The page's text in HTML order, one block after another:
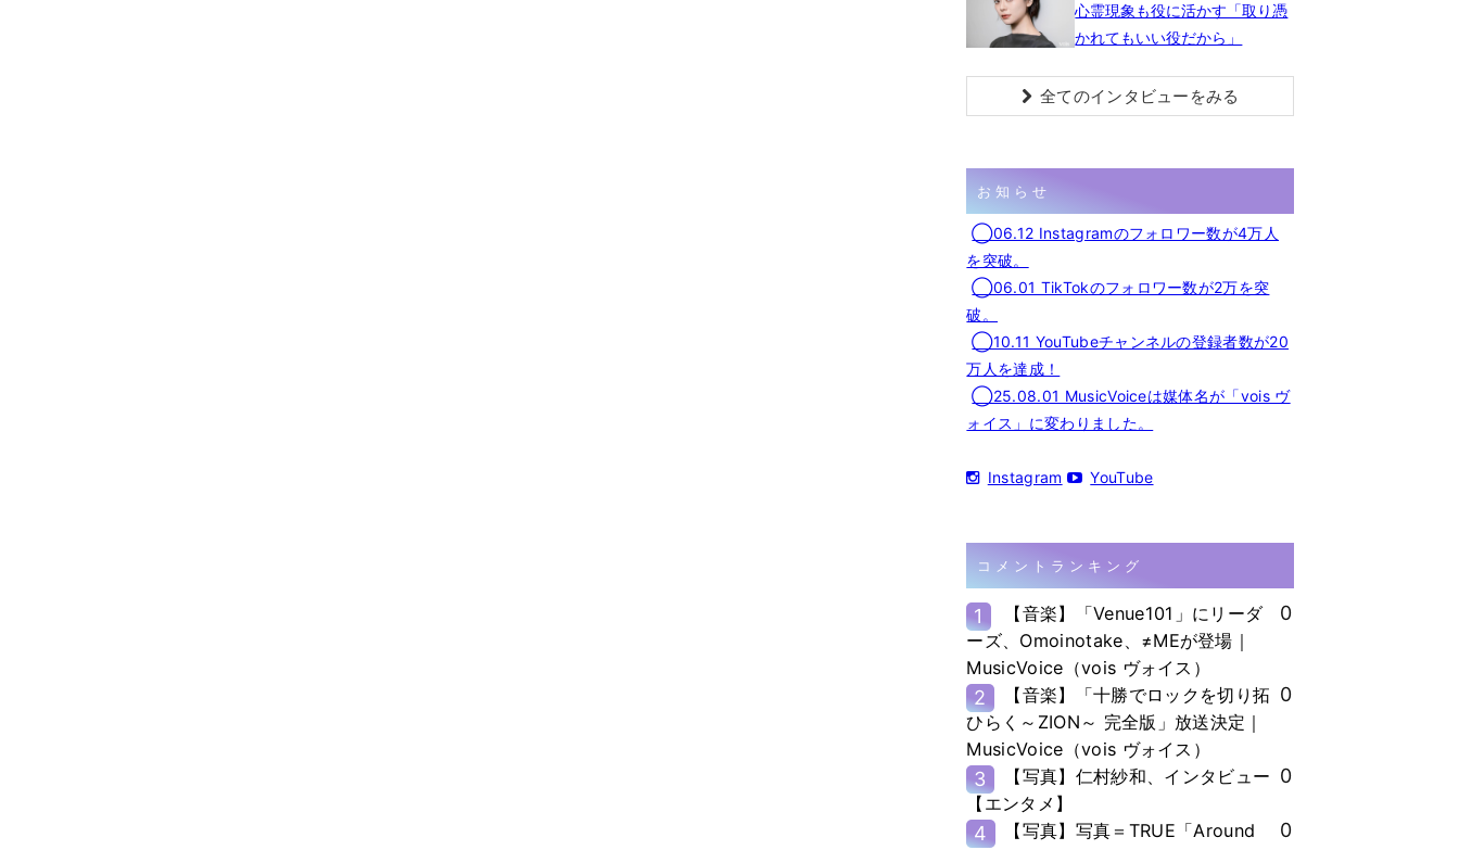
心霊現象も役に活かす「取り憑
かれてもいい役だから」
全てのインタビューをみる
お知らせ
◯06.12 Instagramのフォロワー数が4万人
を突破。
◯06.01 TikTokのフォロワー数が2万を突
破。
◯10.11 YouTubeチャンネルの登録者数が20
万人を達成！
◯25.08.01 MusicVoiceは媒体名が「vois ヴ
ォイス」に変わりました。
Instagram YouTube
コメントランキング
1
【音楽】「Venue101」にリーダ
ーズ、Omoinotake、≠MEが登場｜
MusicVoice（vois ヴォイス）
0
2
【音楽】「十勝でロックを切り拓
ひらく～ZION～ 完全版」放送決定｜
MusicVoice（vois ヴォイス）
0
3
【写真】仁村紗和、インタビュー
【エンタメ】
0
4
【写真】写真＝TRUE「Around
0